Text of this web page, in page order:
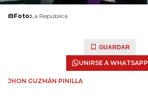
Foto:La República
GUARDAR
UNIRSE A WHATSAPP
JHON GUZMÁN PINILLA